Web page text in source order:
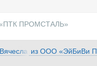
ПРОМСТАЛЬ»
из ООО «ЭйБиВи